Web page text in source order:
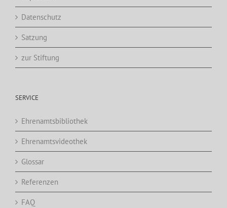
Datenschutz
Satzung
zur Stiftung
SERVICE
Ehrenamtsbibliothek
Ehrenamtsvideothek
Glossar
Referenzen
FAQ